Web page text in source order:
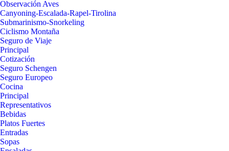
Observación Aves
Canyoning-Escalada-Rapel-Tirolina
Submarinismo-Snorkeling
Ciclismo Montaña
Seguro de Viaje
Principal
Cotización
Seguro Schengen
Seguro Europeo
Cocina
Principal
Representativos
Bebidas
Platos Fuertes
Entradas
Sopas